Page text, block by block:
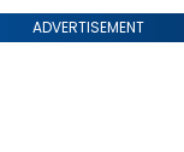
ADVERTISEMENT